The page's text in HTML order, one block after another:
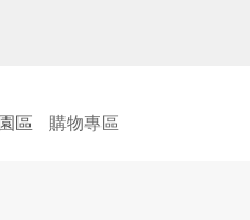
區 購物專區